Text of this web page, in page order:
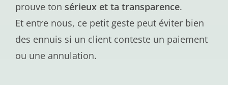
prouve ton sérieux et ta transparence.
Et entre nous, ce petit geste peut éviter bien
des ennuis si un client conteste un paiement
ou une annulation.